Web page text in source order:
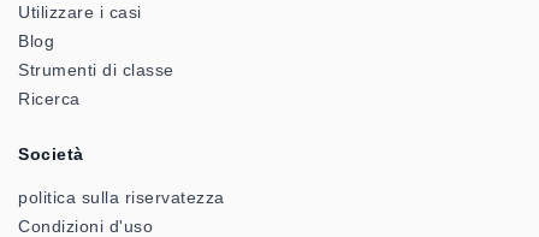
Utilizzare i casi
Blog
Strumenti di classe
Ricerca
Società
politica sulla riservatezza
Condizioni d'uso